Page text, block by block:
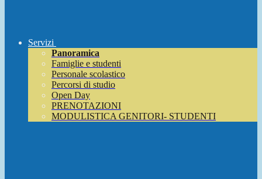
Servizi
Panoramica
Famiglie e studenti
Personale scolastico
Percorsi di studio
Open Day
PRENOTAZIONI
MODULISTICA GENITORI- STUDENTI